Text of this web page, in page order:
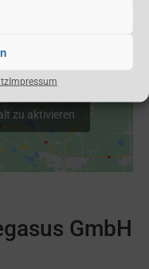
Impressum
zu aktivieren
GmbH